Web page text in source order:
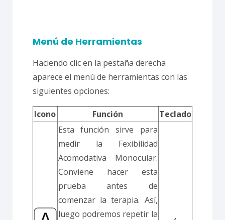
Menú de Herramientas
Haciendo clic en la pestaña derecha
aparece el menú de herramientas con las
siguientes opciones:
Icono Función
Teclado
Esta función sirve para
medir la Fexibilidad
Acomodativa Monocular.
Conviene hacer esta
prueba antes de
comenzar la terapia. Así,
luego podremos repetir la